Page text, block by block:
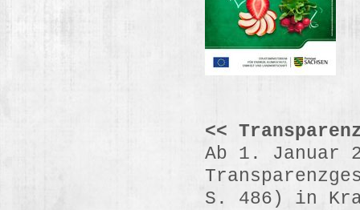
<<
Ab 1. Januar
S. 486) in